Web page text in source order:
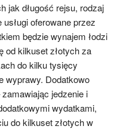
jak długość rejsu, rodzaj
oferowane przez
będzie wynajem łodzi
od kilkuset złotych za
do kilku tysięcy
wyprawy. Dodatkowo
jedzenie i
wydatkami,
do kilkuset złotych w